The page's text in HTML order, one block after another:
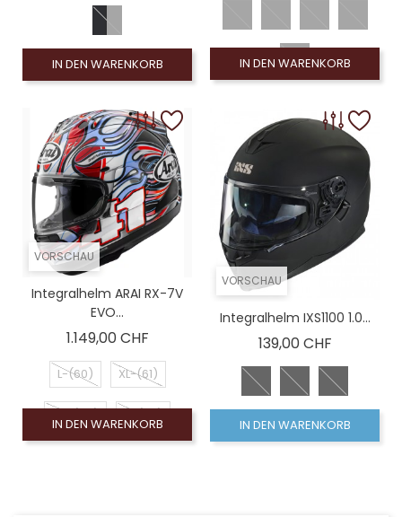
IN DEN WARENKORB IN DEN WARENKORB
VORSCHAU
Integralhelm ARAI RX-7V
EVO...
1.149,00 CHFPreis
L-(60) XL-(61)
XS-(54) S-(56)
IN DEN WARENKORB
VORSCHAU
Integralhelm IXS1100 1.0...
139,00 CHFPreis
IN DEN WARENKORB